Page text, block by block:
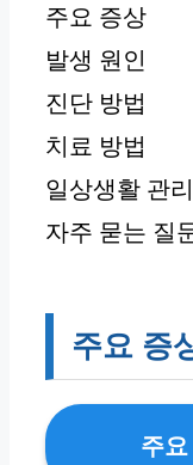
주요 증상
발생 원인
진단 방법
치료 방법
일상생활 관
자주 묻는 질
주요 증
주